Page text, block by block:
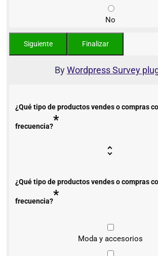
No
ByWordpress Survey
¿Qué tipo de productos vendes o compras
frecuencia?*
¿Qué tipo de productos vendes o compras
frecuencia?*
Moda y accesorios